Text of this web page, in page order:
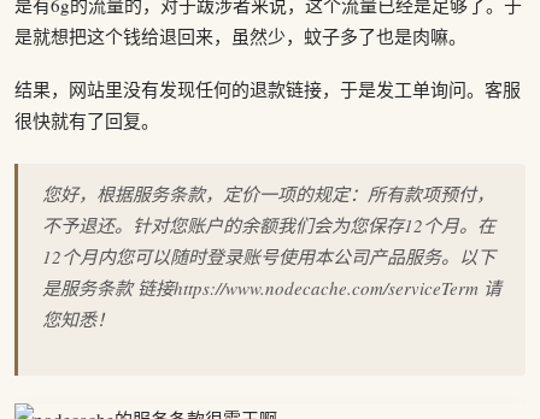
是有6g的流量的，对于跋涉者来说，这个流量已经是足够了。于
是就想把这个钱给退回来，虽然少，蚊子多了也是肉嘛。
结果，网站里没有发现任何的退款链接，于是发工单询问。客服
很快就有了回复。
您好，根据服务条款，定价一项的规定：所有款项预付，
不予退还。针对您账户的余额我们会为您保存12个月。在
12个月内您可以随时登录账号使用本公司产品服务。以下
是服务条款 链接https://www.nodecache.com/serviceTerm 请
您知悉！